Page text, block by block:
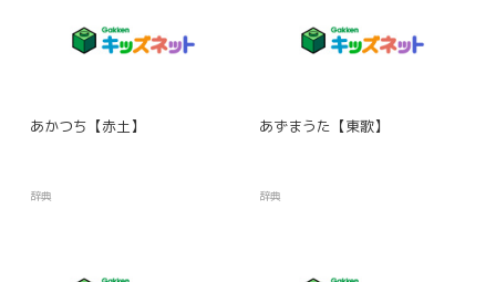
あかつち【赤土】
辞典
あずまうた【東歌】
辞典